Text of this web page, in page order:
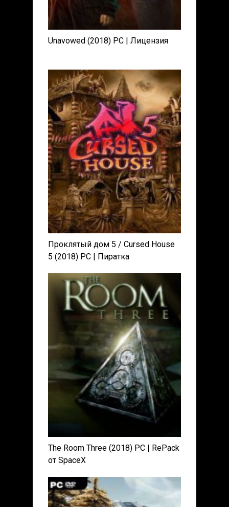
Unavowed (2018) PC | Лицензия
Проклятый дом 5 / Cursed House
5 (2018) PC | Пиратка
The Room Three (2018) PC | RePack
от SpaceX